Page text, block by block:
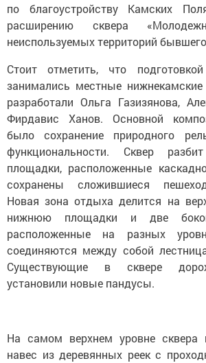
по благоустройству Камских
расширению сквера
неиспользуемых территорий
Стоит отметить, что
занимались местные нижнекамские
разработали Ольга Газизянова,
Фирдавис Ханов. Основной
было сохранение природного
функциональности. Сквер
площадки, расположенные
сохранены сложившиеся
Новая зона отдыха делится на
нижнюю площадки и две
расположенные на разных
соединяются между собой
Существующие в сквере
установили новые пандусы.
На самом верхнем уровне сквера
навес из деревянных реек с